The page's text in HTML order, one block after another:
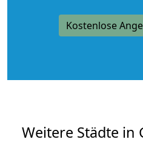
Kostenlose
Weitere Städte in